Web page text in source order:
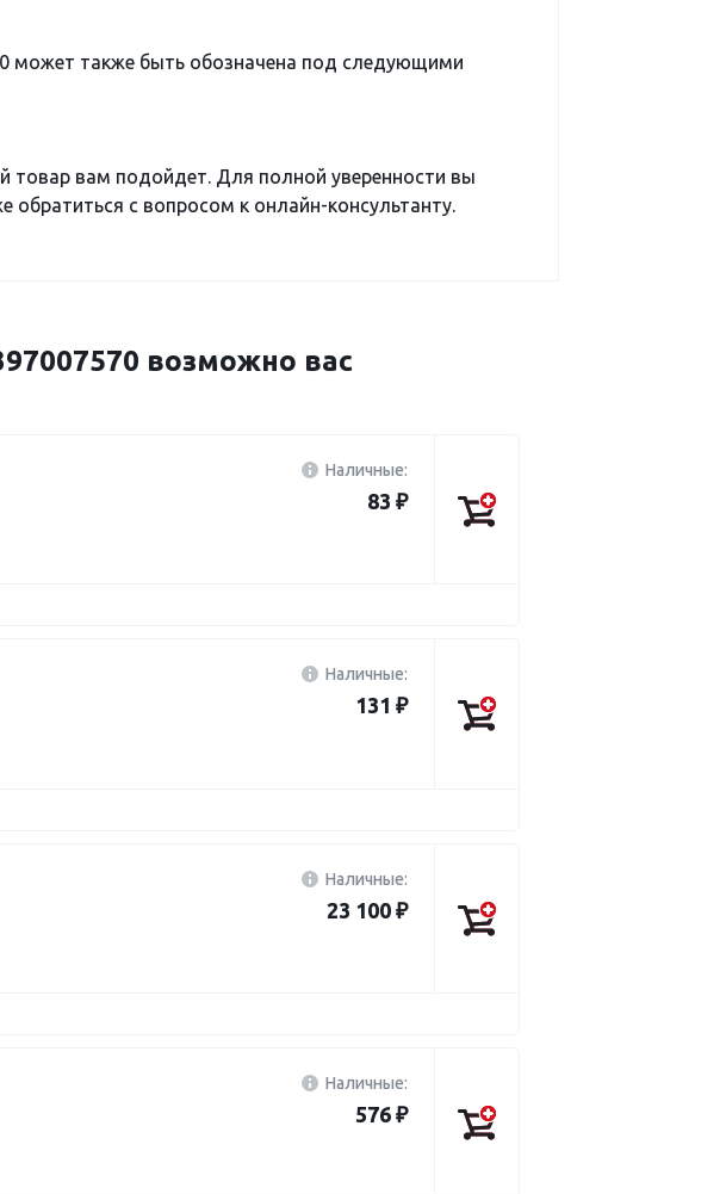
может также быть обозначена под следующими
товар вам подойдет. Для полной уверенности вы
с вопросом к онлайн-консультанту.
возможно вас
Наличные:
83 ₽
Наличные:
131 ₽
Наличные:
23 100 ₽
Наличные:
576 ₽